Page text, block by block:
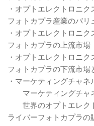
・オプトエレクトロニ
フォトカプラ産業のバリ
・オプトエレクトロニ
フォトカプラの上流市場
・オプトエレクトロニ
フォトカプラの下流市場
・マーケティングチャネ
マーケティングチャ
世界のオプトエレク
ライバーフォトカプラ